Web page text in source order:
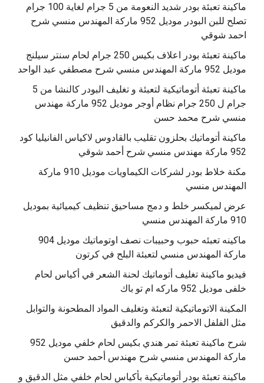
ماكينة تعبئة بودر شديد النعومة من 5 جرام لغاية 100 جرام
تصلح للبن البودر موديل 952 ماركة المهندس منسي شرح
احمد شوقي
ماكينة تعبئة بودر اعلاف بكيس 250 جرام لحام سنتر سيلنج
موديل 952 ماركة المهندس منسي شرح مصطفي عبد الواحد
ماكينة تعبئة أتوماتيكية لتعبئة و تغليف البودر كالنشا من 5
جرام ل 250 جرام نظام أوجر موديل 952 ماركة مهندس
منسي شرح محمد حسن
‫ماكينة أتوماتيك بحلزون تقليب بالقادوس لاكياس الفانيليا كود
مكنة خلاط بودر لشركات الكيماويات موديل 910 ماركة
المهندس منسي
عرض لميكسر خلط و دمج مساحيق تنظيف كيميائية بموديل
910 ماركة المهندس منسي
‫ماكينه تعبئه حبوب وحبيبات نصف اوتوماتيك موديل 904
‫فيديو ماكينة تغليف أتوماتيك لحنة الشعر في أكياس لحام
خلفى موديل 952 ماركه ام تو باك
المكينة الاتوماتيكية لتعبئة وتغليف المواد المطحونة والتوابل
مثل الفلفل الاحمر والكركم والدقيق
‫شرح ماكينة تعبئة تمر هندي بكيس لحام خلفي موديل 952
ماكينة تعبئة بودر أتوماتيكية بأكياس لحام خلفي مثل الدقيق و